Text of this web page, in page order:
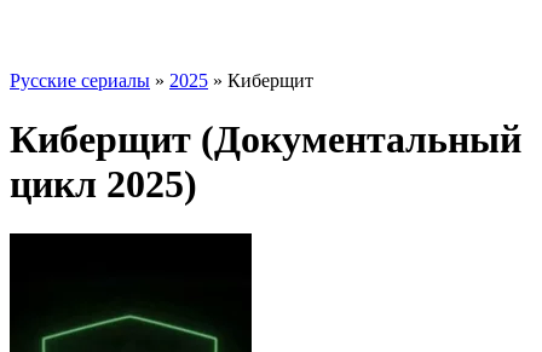
Русские сериалы » 2025 » Киберщит
Киберщит (Документальный
цикл 2025)